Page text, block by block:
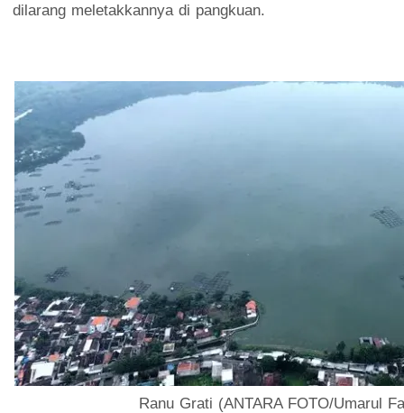
dilarang meletakkannya di pangkuan.
Ranu Grati (ANTARA FOTO/Umarul